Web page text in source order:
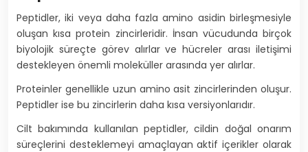
Peptidler, iki veya daha fazla amino asidin birleşmesiyle
oluşan kısa protein zincirleridir. İnsan vücudunda birçok
biyolojik süreçte görev alırlar ve hücreler arası iletişimi
destekleyen önemli moleküller arasında yer alırlar.
Proteinler genellikle uzun amino asit zincirlerinden oluşur.
Peptidler ise bu zincirlerin daha kısa versiyonlarıdır.
Cilt bakımında kullanılan peptidler, cildin doğal onarım
süreçlerini desteklemeyi amaçlayan aktif içerikler olarak